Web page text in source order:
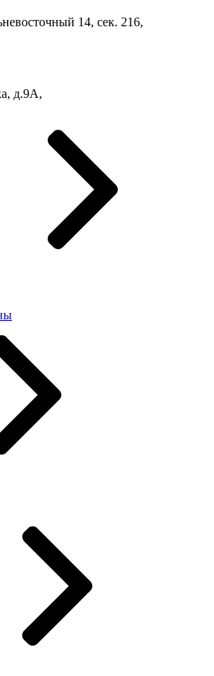
14, сек. 216,
д.9А,